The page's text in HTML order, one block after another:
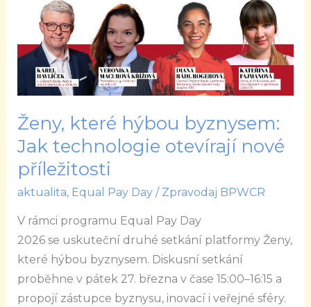
Ženy, které hýbou byznysem:
Jak technologie otevírají nové
příležitosti
aktualita, Equal Pay Day/ Zpravodaj BPWCR
V rámci programu Equal Pay Day
2026 se uskuteční druhé setkání platformy Ženy,
které hýbou byznysem. Diskusní setkání
proběhne v pátek 27. března v čase 15:00–16:15 a
propojí zástupce byznysu, inovací i veřejné sféry.
byznysem:
technologie
otevírají
nové